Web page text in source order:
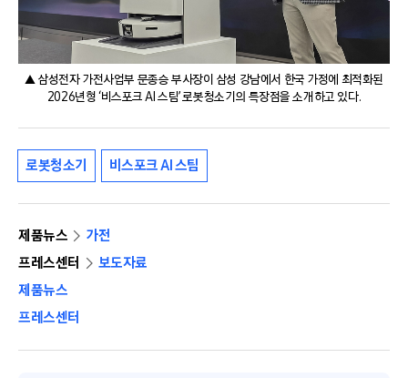
▲ 삼성전자 가전사업부 문종승 부사장이 삼성 강남에서 한국 가정에 최적화된
2026년형 ‘비스포크 AI 스팀’ 로봇청소기의 특장점을 소개하고 있다.
로봇청소기 비스포크 AI 스팀
제품뉴스
가전
프레스센터
보도자료
제품뉴스
프레스센터